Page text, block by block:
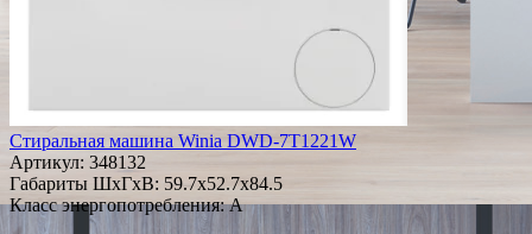
Стиральная машина Winia DWD-7T1221W
Артикул: 348132
Габариты ШxГxВ: 59.7x52.7x84.5
Класс энергопотребления: A